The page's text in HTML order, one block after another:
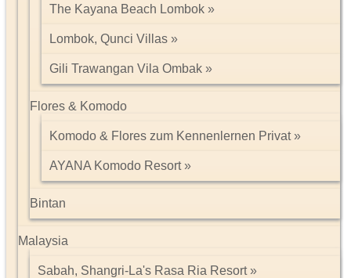
The Kayana Beach Lombok
Lombok, Qunci Villas
Gili Trawangan Vila Ombak
Flores & Komodo
Komodo & Flores zum Kennenlernen Privat
AYANA Komodo Resort
Bintan
Malaysia
Sabah, Shangri-La's Rasa Ria Resort